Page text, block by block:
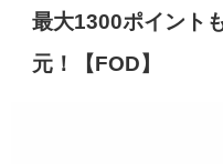
最大1300ポイント
元！【FOD】